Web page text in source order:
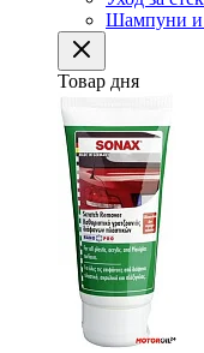
Шампуни и
Товар дня